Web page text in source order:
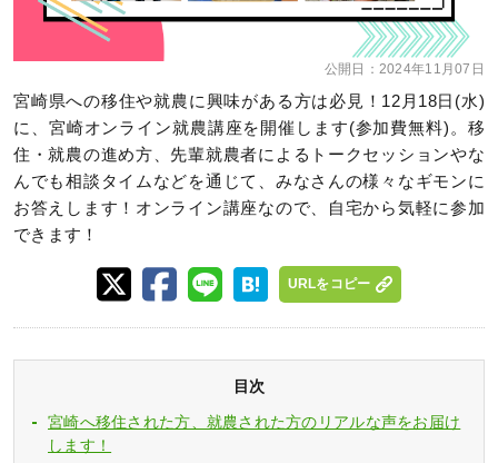
公開日： 2024年11月07日
宮崎県への移住や就農に興味がある方は必見！12月18日(水)
に、宮崎オンライン就農講座を開催します(参加費無料)。移
住・就農の進め方、先輩就農者によるトークセッションやな
んでも相談タイムなどを通じて、みなさんの様々なギモンに
お答えします！オンライン講座なので、自宅から気軽に参加
できます！
URLをコピー
目次
宮崎へ移住された方、就農された方のリアルな声をお届け
します！